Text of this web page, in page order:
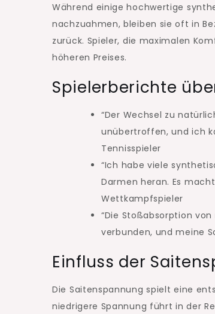
Während einige hochwertige
nachzuahmen, bleiben sie oft in
zurück. Spieler, die maximalen
höheren Preises.
Spielerberichte
“Der Wechsel zu
unübertroffen, und ich
Tennisspieler
“Ich habe viele
Darmen heran. Es
Wettkampfspieler
“Die Stoßabsorption
verbunden, und meine
Einfluss der
Die Saitenspannung spielt eine
niedrigere Spannung führt in der